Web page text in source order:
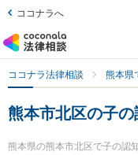
ココナラへ
ココナラ法律相談 熊本県
熊本市北区の子
熊本県の熊本市北区で子の認